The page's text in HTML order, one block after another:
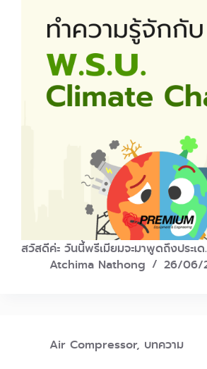
สวัสดีค่ะ วันนี้พรีเมียมจะมาพูดถึงประเ
Atchima Nathong
26/06/
Air Compressor, บทความ